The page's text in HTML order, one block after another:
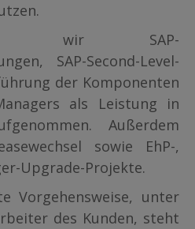
wir SAP-
SAP-Second-Level-
der Komponenten
als Leistung in
Außerdem
sowie EhP-,
Upgrade-Projekte.
Vorgehensweise, unter
des Kunden, steht